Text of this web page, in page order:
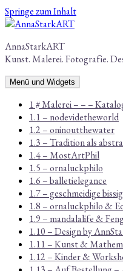
Springe zum Inhalt
AnnaStarkART
Kunst. Malerei. Fotografie.
Menü und Widgets
1 # Malerei – – –
1.1 – nodevidetheworld
1.2 – oninoutthewater
1.3 – Tradition als
1.4 – MostArtPhil
1.5 – ornaluckphilo
1.6 – balletielegance
1.7 – geschmeidige
1.8 – ornaluckphilo &
1.9 – mandalalife &
1.10 – Design by
1.11 – Kunst &
1.12 – Kinder &